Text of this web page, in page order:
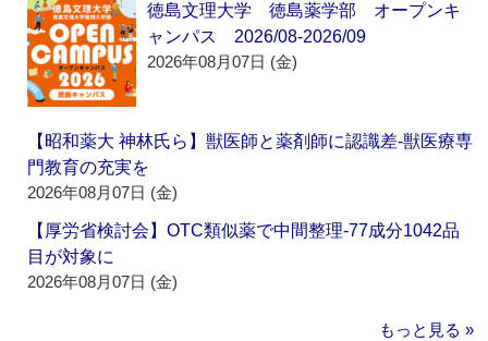
徳島文理大学 徳島薬学部 オープンキ
ャンパス 2026/08-2026/09
2026年08月07日 (金)
【昭和薬大 神林氏ら】獣医師と薬剤師に認識差‐獣医療専
門教育の充実を
2026年08月07日 (金)
【厚労省検討会】OTC類似薬で中間整理‐77成分1042品
目が対象に
2026年08月07日 (金)
もっと見る »